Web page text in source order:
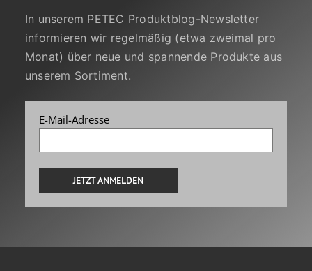
In unserem PETEC Produktblog-Newsletter
informieren wir regelmäßig (etwa zweimal pro
Monat) über neue und spannende Produkte aus
unserem Sortiment.
E-Mail-Adresse
Alternative: